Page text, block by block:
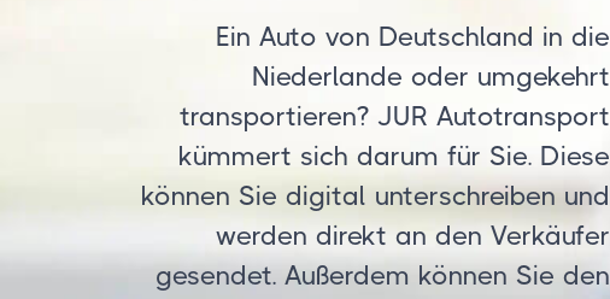
Ein Auto von Deutschland in die
Niederlande oder umgekehrt
transportieren? JUR Autotransport
kümmert sich darum für Sie. Diese
können Sie digital unterschreiben und
werden direkt an den Verkäufer
gesendet. Außerdem können Sie den